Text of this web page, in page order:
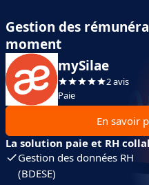
Gestion des
moment
mySilae
2 avis
Paie
En savoir
La solution paie et RH
Gestion des données RH
(BDESE)